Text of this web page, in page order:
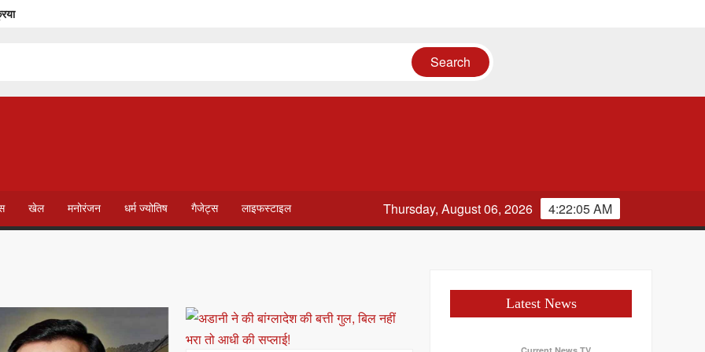
परिषदीय विद्यालय परिसरों में स्थानांतरित
खेल मनोरंजन धर्म ज्योतिष गैजेट्स लाइफस्टाइल 4:22:06 AM
Thursday, August 06, 2026
Latest News